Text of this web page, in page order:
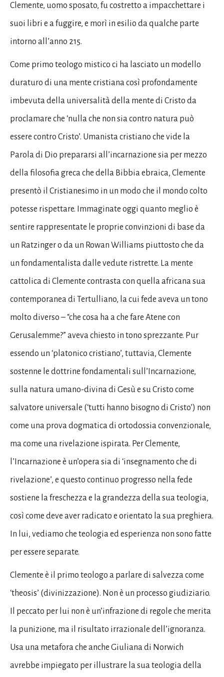
Clemente, uomo sposato, fu costretto a impacchettare i
suoi libri e a fuggire, e morì in esilio da qualche parte
intorno all’anno 215.
Come primo teologo mistico ci ha lasciato un modello
duraturo di una mente cristiana così profondamente
imbevuta della universalità della mente di Cristo da
proclamare che ‘nulla che non sia contro natura può
essere contro Cristo’. Umanista cristiano che vide la
Parola di Dio prepararsi all’incarnazione sia per mezzo
della filosofia greca che della Bibbia ebraica, Clemente
presentò il Cristianesimo in un modo che il mondo colto
potesse rispettare. Immaginate oggi quanto meglio è
sentire rappresentate le proprie convinzioni di base da
un Ratzinger o da un Rowan Williams piuttosto che da
un fondamentalista dalle vedute ristrette. La mente
cattolica di Clemente contrasta con quella africana sua
contemporanea di Tertulliano, la cui fede aveva un tono
molto diverso – “che cosa ha a che fare Atene con
Gerusalemme?” aveva chiesto in tono sprezzante. Pur
essendo un ‘platonico cristiano’, tuttavia, Clemente
sostenne le dottrine fondamentali sull’Incarnazione,
sulla natura umano-divina di Gesù e su Cristo come
salvatore universale (‘tutti hanno bisogno di Cristo’) non
come una prova dogmatica di ortodossia convenzionale,
ma come una rivelazione ispirata. Per Clemente,
l’Incarnazione è un’opera sia di ‘insegnamento che di
rivelazione’, e questo continuo progresso nella fede
sostiene la freschezza e la grandezza della sua teologia,
così come deve aver radicato e orientato la sua preghiera.
In lui, vediamo che teologia ed esperienza non sono fatte
per essere separate.
Clemente è il primo teologo a parlare di salvezza come
‘theosis’ (divinizzazione). Non è un processo giudiziario.
Il peccato per lui non è un’infrazione di regole che merita
la punizione, ma il risultato irrazionale dell’ignoranza.
Usa una metafora che anche Giuliana di Norwich
avrebbe impiegato per illustrare la sua teologia della